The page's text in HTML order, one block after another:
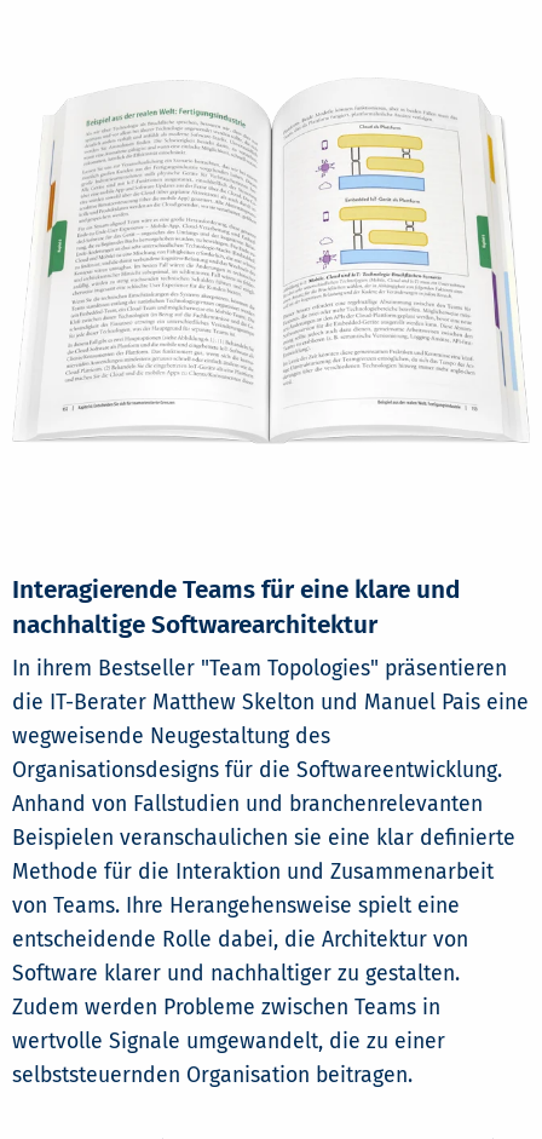
Interagierende Teams für eine klare und
nachhaltige Softwarearchitektur
In ihrem Bestseller "Team Topologies" präsentieren
die IT-Berater Matthew Skelton und Manuel Pais eine
wegweisende Neugestaltung des
Organisationsdesigns für die Softwareentwicklung.
Anhand von Fallstudien und branchenrelevanten
Beispielen veranschaulichen sie eine klar definierte
Methode für die Interaktion und Zusammenarbeit
von Teams. Ihre Herangehensweise spielt eine
entscheidende Rolle dabei, die Architektur von
Software klarer und nachhaltiger zu gestalten.
Zudem werden Probleme zwischen Teams in
wertvolle Signale umgewandelt, die zu einer
selbststeuernden Organisation beitragen.